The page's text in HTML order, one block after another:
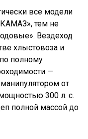
все модели
тем не
Вездеход
хлыстовоза и
полному
—
от
300 л. с.
полной массой до